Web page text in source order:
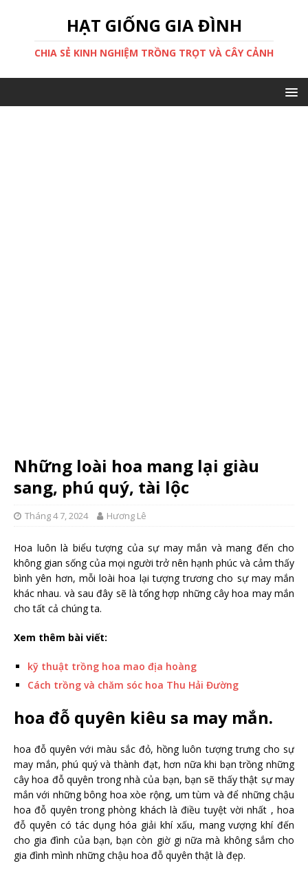
HẠT GIỐNG GIA ĐÌNH
CHIA SẺ KINH NGHIỆM TRỒNG TRỌT VÀ CÂY CẢNH
Những loài hoa mang lại giàu
sang, phú quý, tài lộc
Tháng 4 7, 2024 Hương Lê
Hoa luôn là biểu tượng của sự may mắn và mang đến cho
không gian sống của mọi người trở nên hạnh phúc và cảm thấy
bình yên hơn, mỗi loài hoa lại tượng trương cho sự may mắn
khác nhau. và sau đây sẽ là tổng hợp những cây hoa may mắn
cho tất cả chúng ta.
Xem thêm bài viết:
kỹ thuật trồng hoa mao địa hoàng
Cách trồng và chăm sóc hoa Thu Hải Đường
hoa đỗ quyên kiêu sa may mắn.
hoa đỗ quyên với màu sắc đỏ, hồng luôn tượng trưng cho sự
may mắn, phú quý và thành đạt, hơn nữa khi bạn trồng những
cây hoa đỗ quyên trong nhà của bạn, bạn sẽ thấy thật sự may
mắn với những bông hoa xòe rộng, um tùm và để những chậu
hoa đỗ quyên trong phòng khách là điều tuyệt vời nhất , hoa
đỗ quyên có tác dụng hóa giải khí xấu, mang vượng khí đến
cho gia đình của bạn, bạn còn giờ gi nữa mà không sắm cho
gia đình mình những chậu hoa đỗ quyên thật là đẹp.